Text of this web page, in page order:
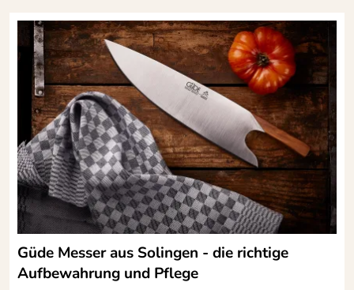
Güde Messer aus Solingen - die richtige
Aufbewahrung und Pflege